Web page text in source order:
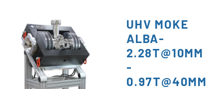
UHV MOKE
ALBA-
2.28T@10MM
-
0.97T@40MM